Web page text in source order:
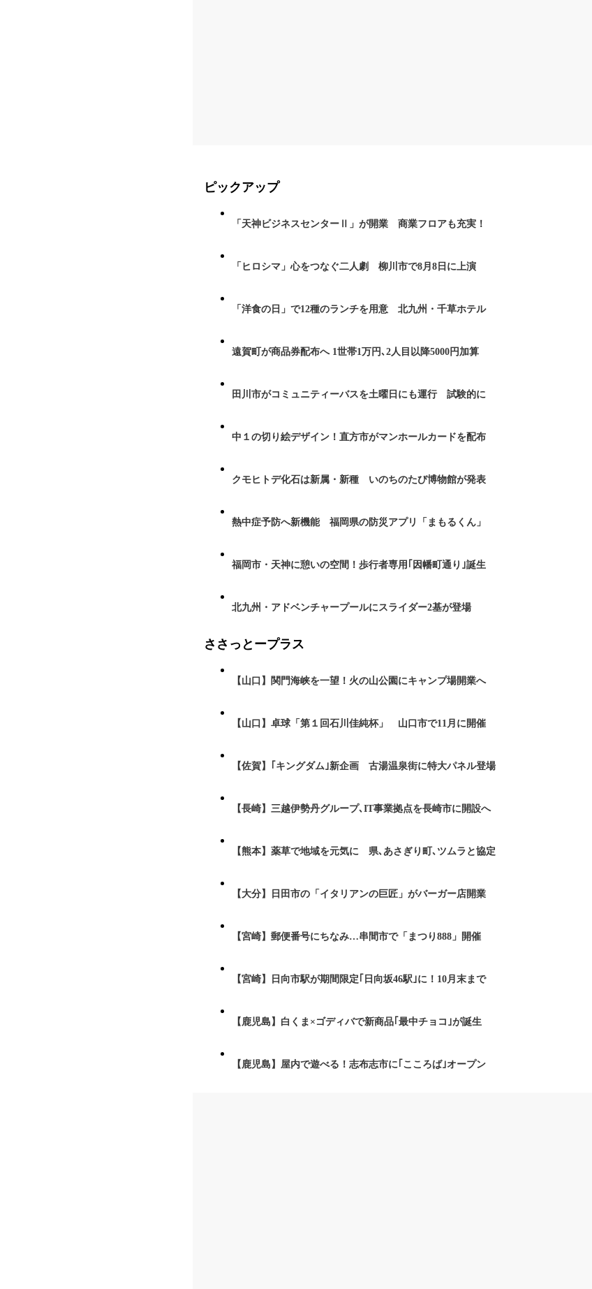
ピックアップ
「天神ビジネスセンターⅡ」が開業 商業フロアも充実！
「ヒロシマ」心をつなぐ二人劇 柳川市で8月8日に上演
「洋食の日」で12種のランチを用意 北九州・千草ホテル
遠賀町が商品券配布へ 1世帯1万円､2人目以降5000円加算
田川市がコミュニティーバスを土曜日にも運行 試験的に
中１の切り絵デザイン！直方市がマンホールカードを配布
クモヒトデ化石は新属・新種 いのちのたび博物館が発表
熱中症予防へ新機能 福岡県の防災アプリ「まもるくん」
福岡市・天神に憩いの空間！歩行者専用｢因幡町通り｣誕生
北九州・アドベンチャープールにスライダー2基が登場
ささっとープラス
【山口】関門海峡を一望！火の山公園にキャンプ場開業へ
【山口】卓球「第１回石川佳純杯」 山口市で11月に開催
【佐賀】｢キングダム｣新企画 古湯温泉街に特大パネル登場
【長崎】三越伊勢丹グループ､IT事業拠点を長崎市に開設へ
【熊本】薬草で地域を元気に 県､あさぎり町､ツムラと協定
【大分】日田市の「イタリアンの巨匠」がバーガー店開業
【宮崎】郵便番号にちなみ…串間市で「まつり888」開催
【宮崎】日向市駅が期間限定｢日向坂46駅｣に！10月末まで
【鹿児島】白くま×ゴディバで新商品｢最中チョコ｣が誕生
【鹿児島】屋内で遊べる！志布志市に｢こころば｣オープン